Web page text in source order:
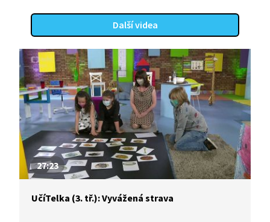
Další videa
27:23
UčíTelka (3. tř.): Vyvážená strava